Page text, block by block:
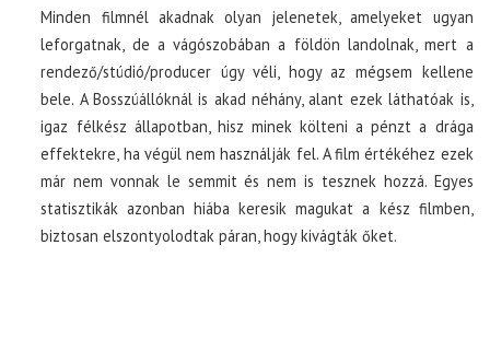
Minden filmnél akadnak olyan jelenetek, amelyeket ugyan
leforgatnak, de a vágószobában a földön landolnak, mert a
rendező/stúdió/producer úgy véli, hogy az mégsem kellene
bele. A Bosszúállóknál is akad néhány, alant ezek láthatóak is,
igaz félkész állapotban, hisz minek költeni a pénzt a drága
effektekre, ha végül nem használják fel. A film értékéhez ezek
már nem vonnak le semmit és nem is tesznek hozzá. Egyes
statisztikák azonban hiába keresik magukat a kész filmben,
biztosan elszontyolodtak páran, hogy kivágták őket.